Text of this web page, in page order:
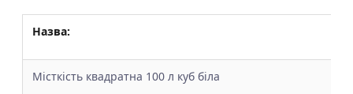
Назва:
Місткість квадратна 100 л куб біла